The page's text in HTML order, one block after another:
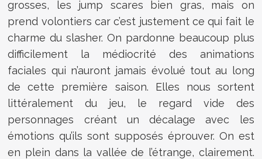
grosses, les jump scares bien gras, mais on
prend volontiers car c’est justement ce qui fait le
charme du slasher. On pardonne beaucoup plus
difficilement la médiocrité des animations
faciales qui n’auront jamais évolué tout au long
de cette première saison. Elles nous sortent
littéralement du jeu, le regard vide des
personnages créant un décalage avec les
émotions qu’ils sont supposés éprouver. On est
en plein dans la vallée de l’étrange, clairement.